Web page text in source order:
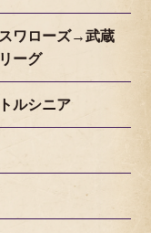
ワローズ→武蔵
ーグ
ルシニア